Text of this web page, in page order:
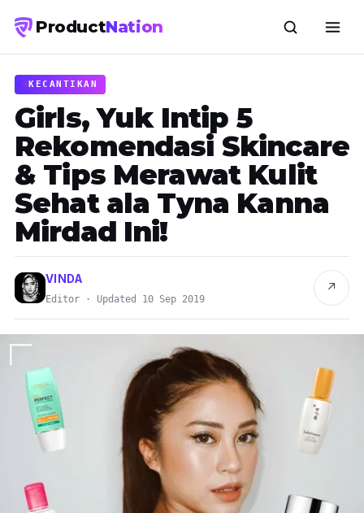
ProductNation
KECANTIKAN
Girls, Yuk Intip 5
Rekomendasi Skincare
& Tips Merawat Kulit
Sehat ala Tyna Kanna
Mirdad Ini!
VINDA
Editor · Updated 10 Sep 2019
↗